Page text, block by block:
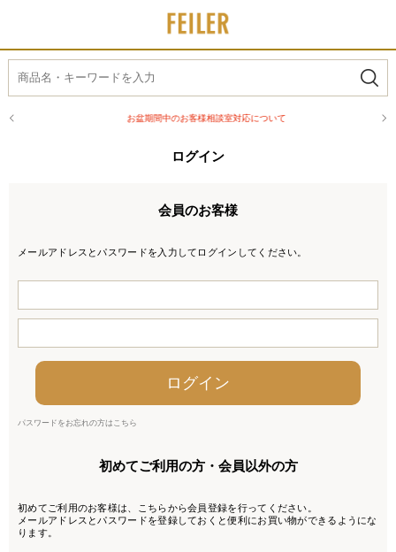
お盆期間中のお客様相談室対応について
ログイン
会員のお客様
メールアドレスとパスワードを入力してログインしてください。
パスワードをお忘れの方はこちら
初めてご利用の方・会員以外の方
初めてご利用のお客様は、こちらから会員登録を行ってください。
メールアドレスとパスワードを登録しておくと便利にお買い物ができるようにな
ります。